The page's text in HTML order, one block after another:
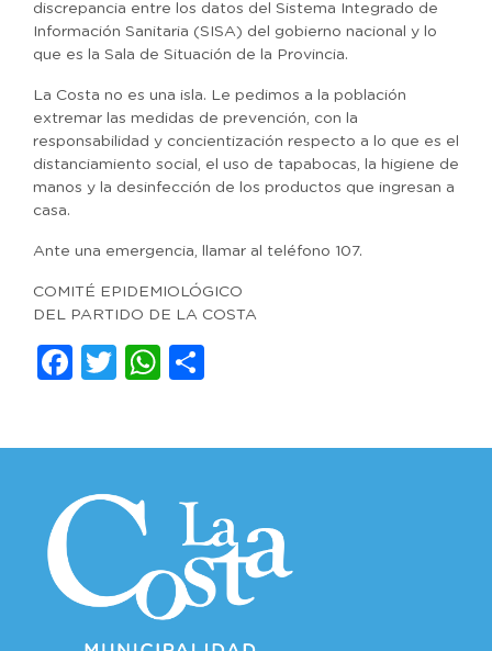
discrepancia entre los datos del Sistema Integrado de
Información Sanitaria (SISA) del gobierno nacional y lo
que es la Sala de Situación de la Provincia.
La Costa no es una isla. Le pedimos a la población
extremar las medidas de prevención, con la
responsabilidad y concientización respecto a lo que es el
distanciamiento social, el uso de tapabocas, la higiene de
manos y la desinfección de los productos que ingresan a
casa.
Ante una emergencia, llamar al teléfono 107.
COMITÉ EPIDEMIOLÓGICO
DEL PARTIDO DE LA COSTA
Facebook
TwitterWhatsApp